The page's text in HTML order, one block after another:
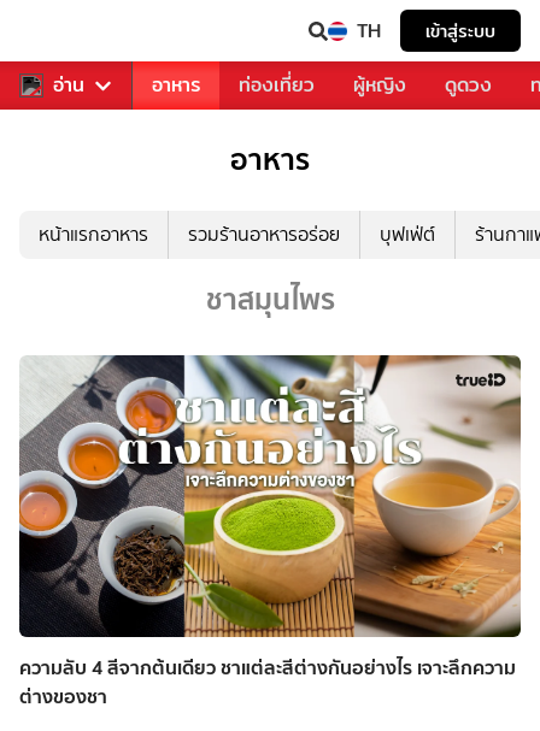
TH เข้าสู่ระบบ
อ่าน
รวงการเพลง อาหาร ท่องเที่ยว ผู้หญิง ดูดวง
อาหาร
หน้าแรกอาหาร รวมร้านอาหารอร่อย บุฟเฟ่ต์ ร้านกา
ชาสมุนไพร
ความลับ 4 สีจากต้นเดียว ชาแต่ละสีต่างกันอย่างไร เจาะลึกความ
ต่างของชา